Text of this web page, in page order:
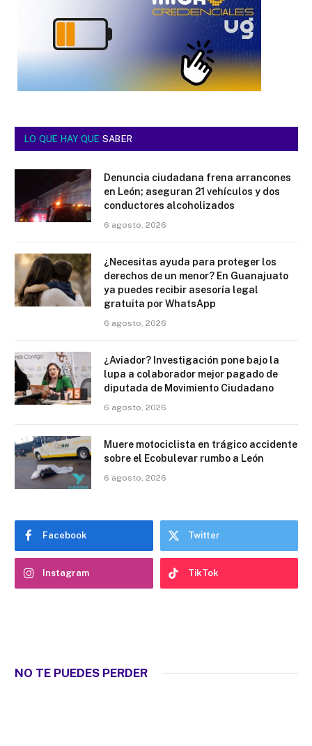
LO QUE HAY QUE SABER
Denuncia ciudadana frena arrancones
en León; aseguran 21 vehículos y dos
conductores alcoholizados
6 agosto, 2026
¿Necesitas ayuda para proteger los
derechos de un menor? En Guanajuato
ya puedes recibir asesoría legal
gratuita por WhatsApp
6 agosto, 2026
¿Aviador? Investigación pone bajo la
lupa a colaborador mejor pagado de
diputada de Movimiento Ciudadano
6 agosto, 2026
Muere motociclista en trágico accidente
sobre el Ecobulevar rumbo a León
6 agosto, 2026
Facebook Twitter
Instagram TikTok
NO TE PUEDES PERDER